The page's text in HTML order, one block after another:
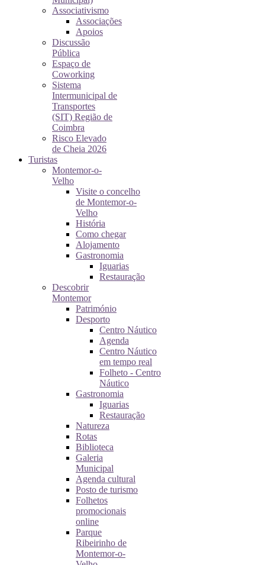
Associativismo
Associações
Apoios
Discussão
Pública
Espaço de
Coworking
Sistema
Intermunicipal de
Transportes
(SIT) Região de
Coimbra
Risco Elevado
de Cheia 2026
Turistas
Montemor-o-
Velho
Visite o concelho
de Montemor-o-
Velho
História
Como chegar
Alojamento
Gastronomia
Iguarias
Restauração
Descobrir
Montemor
Património
Desporto
Centro Náutico
Agenda
Centro Náutico
em tempo real
Folheto - Centro
Náutico
Gastronomia
Iguarias
Restauração
Natureza
Rotas
Biblioteca
Galeria
Municipal
Agenda cultural
Posto de turismo
Folhetos
promocionais
online
Parque
Ribeirinho de
Montemor-o-